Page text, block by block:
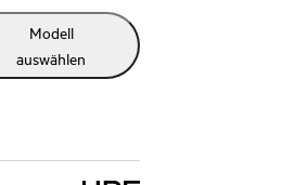
Modell
auswählen